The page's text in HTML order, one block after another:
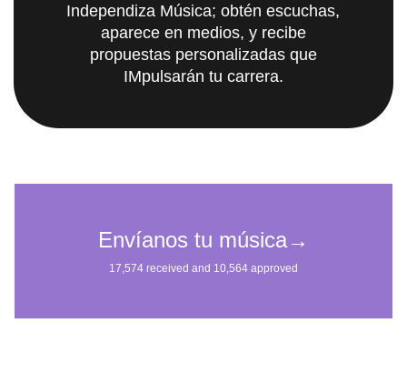
Independiza Música; obtén escuchas,
aparece en medios, y recibe
propuestas personalizadas que
IMpulsarán tu carrera.